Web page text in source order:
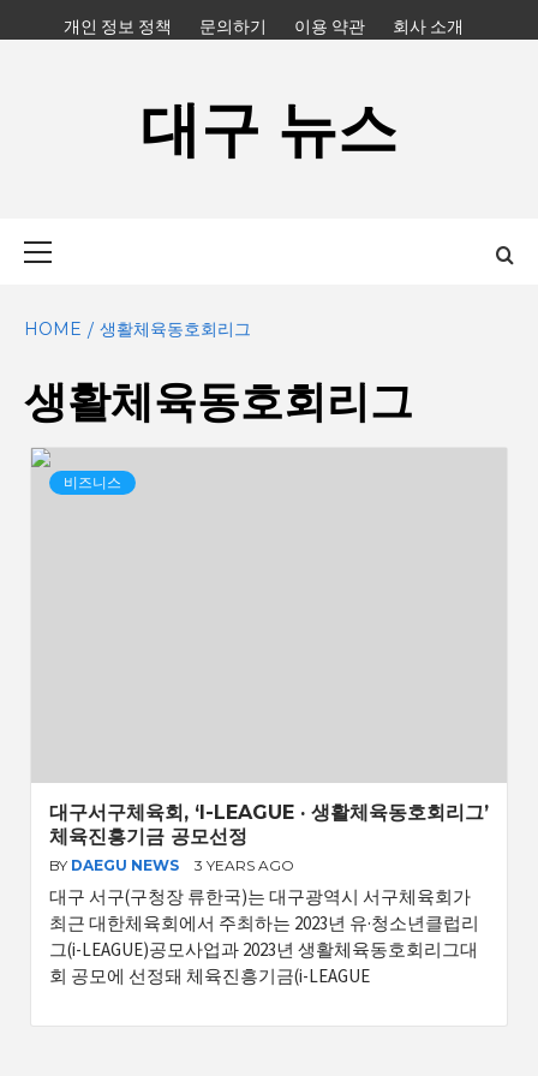
to
개인 정보 정책 문의하기 이용 약관 회사 소개
대구 뉴스
HOME 생활체육동호회리그
생활체육동호회리그
비즈니스
대구서구체육회, ‘I-LEAGUE · 생활체육동호회리그’
체육진흥기금 공모선정
BY DAEGU NEWS 3 YEARS AGO
대구 서구(구청장 류한국)는 대구광역시 서구체육회가
최근 대한체육회에서 주최하는 2023년 유·청소년클럽리
그(i-LEAGUE)공모사업과 2023년 생활체육동호회리그대
회 공모에 선정돼 체육진흥기금(i-LEAGUE